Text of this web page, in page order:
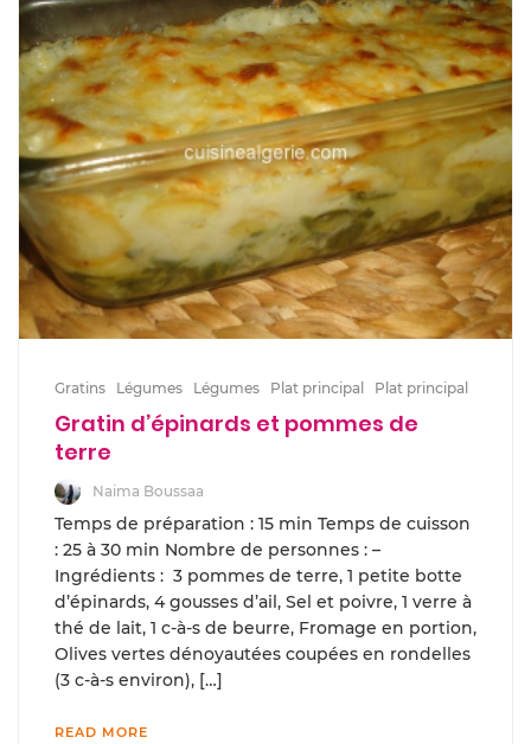
Gratins Légumes Légumes Plat principal Plat principal
Gratin d’épinards et pommes de
terre
Naima Boussaa
Temps de préparation : 15 min Temps de cuisson
: 25 à 30 min Nombre de personnes : –
Ingrédients : 3 pommes de terre, 1 petite botte
d’épinards, 4 gousses d’ail, Sel et poivre, 1 verre à
thé de lait, 1 c-à-s de beurre, Fromage en portion,
Olives vertes dénoyautées coupées en rondelles
(3 c-à-s environ), […]
READ MORE